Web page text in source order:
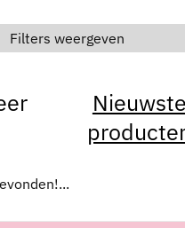
Filters weergeven
Nieuwste